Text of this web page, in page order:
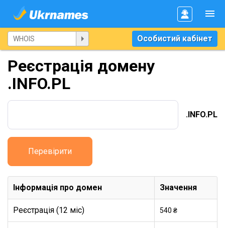
Особистий кабінет
Реєстрація домену
.INFO.PL
.INFO.PL
Перевірити
Інформація про домен Значення
Реєстрація (12 міс) 540 ₴